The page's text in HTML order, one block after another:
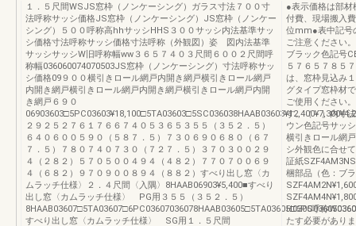
１．５尺間WSJS窓枠（ノンケーシング）ガラス寸法７００寸
法呼称サッシ価格JS窓枠（ノンケーシング）JS窓枠（ノンケー
シング）５００呼称高hhサッシHHS３００サッシ内法基準サッ
シ価格寸法呼称サッシ価格寸法呼称（外観図）姿 図内法基準
サッシサッシW旧呼称幅ww３６５７４０３尺間６００２尺間呼
称幅036060074070503JS窓枠（ノンケーシング）寸法呼称サッ
シ価格09９００横引きロール網戸内開き網戸横引きロール網戸
内開き網戸横引きロール網戸内開き網戸横引きロール網戸内開
き網戸６９０
２９２５２７６１７６６７４０５３６５３５５（３５２．５）
６４０６００５９０（５８７．５）７３０６９０６８０（６７
７．５）７８０７４０７３０（７２７．５）３７０３００２９
４（２８２）５７０５００４９４（４８２）７７０７００６９
４（６８２）９７０９００８９４（８８２）すべり出し窓〈カ
ムラッチ仕様〉２．４尺間〈入隅〉8HAAB06903¥5,400■すべり
出し窓〈カムラッチ仕様〉 PG用３５５（３５２．５）
すべり出し窓〈カムラッチ仕様〉 SG用１．５尺間
●表示価格は部材
付費、現場搬入
位mm●表中記号
ご注意ください
ブラック色記号
５７６５７８５
は、窓枠見込み
グタイプ窓枠材
ご使用ください
す。（ ）内寸法
ウン色記号サッ
横引きロール網
シ外観色に合せ
証紙
梱部品（色：ブ
H0305呼称
たす必要があり